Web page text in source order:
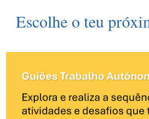
Escolhe o teu